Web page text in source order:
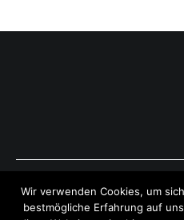
Copyright © 2026
Theme:Cenote by ThemeGrill.
Wir verwenden Cookies, um
bestmögliche Erfahrung auf